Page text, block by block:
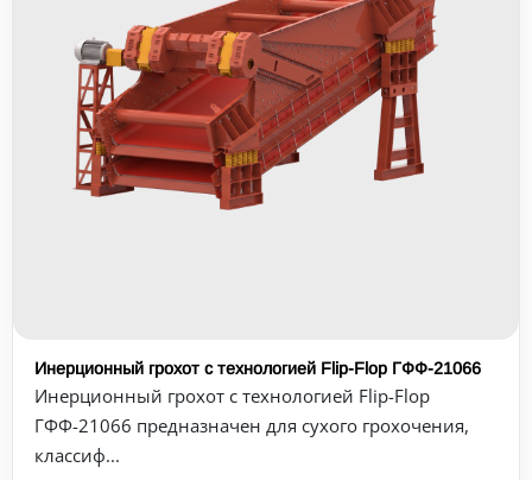
Инерционный грохот с технологией Flip-Flop ГФФ-21066
Инерционный грохот с технологией Flip-Flop
ГФФ-21066 предназначен для сухого грохочения,
классиф...